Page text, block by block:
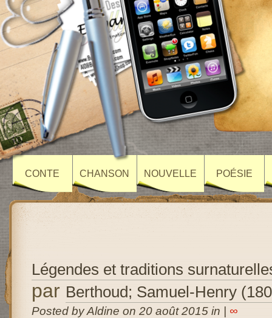
CONTE CHANSON NOUVELLE POÉSIE
Légendes et traditions
par Berthoud; Samuel-Henry
Posted by Aldine on 20 août 2015 in | ∞